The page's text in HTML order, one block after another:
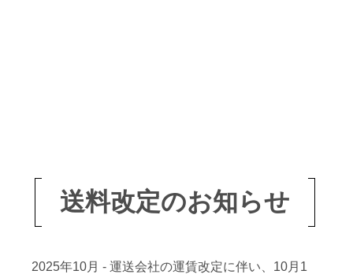
送料改定のお知らせ
2025年10月 - 運送会社の運賃改定に伴い、10月1